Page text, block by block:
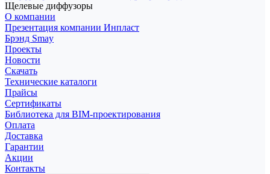
Щелевые диффузоры
О компании
Презентация компании Инпласт
Брэнд Smay
Проекты
Новости
Скачать
Технические каталоги
Прайсы
Сертификаты
Библиотека для BIM-проектирования
Оплата
Доставка
Гарантии
Акции
Контакты